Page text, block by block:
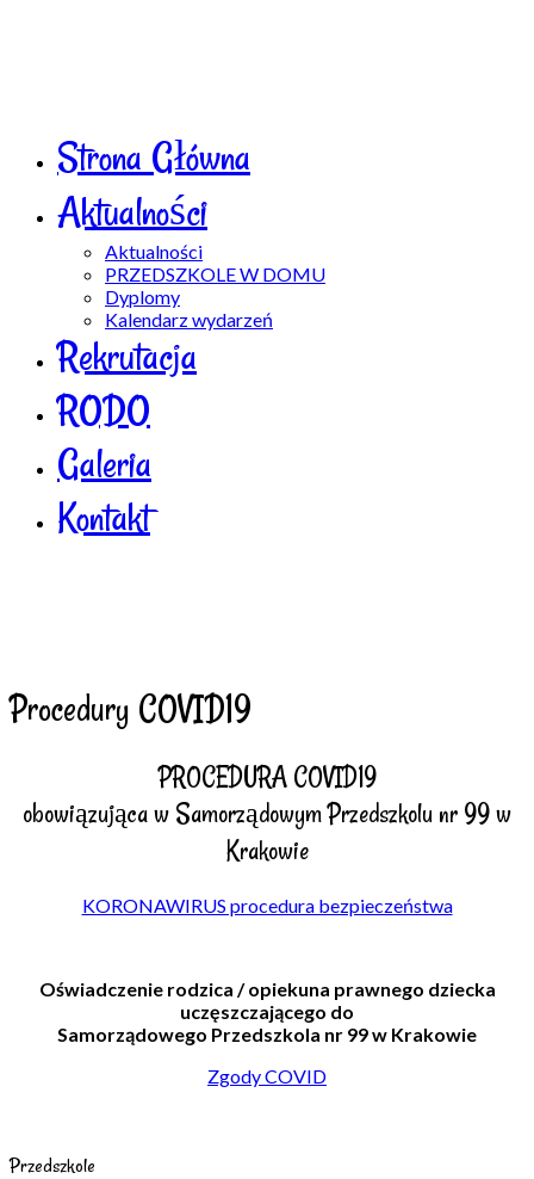
Strona Główna
Aktualności
Aktualności
PRZEDSZKOLE W DOMU
Dyplomy
Kalendarz wydarzeń
Rekrutacja
RODO
Galeria
Kontakt
Procedury COVID19
PROCEDURA COVID19
obowiązująca w Samorządowym Przedszkolu nr 99 w
Krakowie
KORONAWIRUS procedura bezpieczeństwa
Oświadczenie rodzica / opiekuna prawnego dziecka
uczęszczającego do
Samorządowego Przedszkola nr 99 w Krakowie
Zgody COVID
Przedszkole